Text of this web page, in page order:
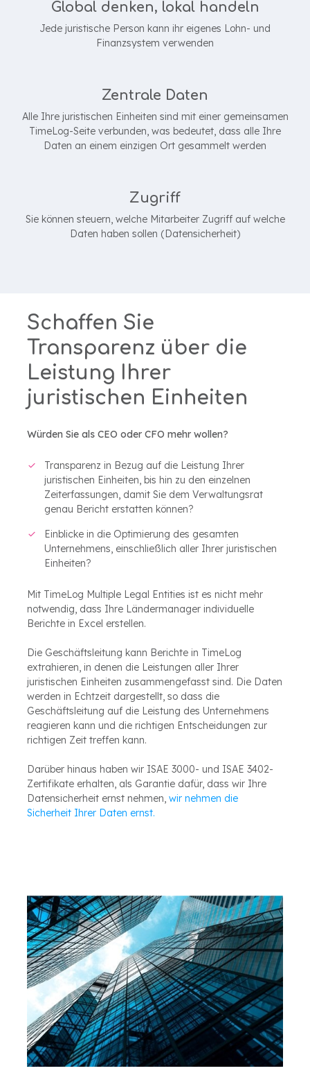
Global denken, lokal handeln
Jede juristische Person kann ihr eigenes Lohn- und
Finanzsystem verwenden
Zentrale Daten
Alle Ihre juristischen Einheiten sind mit einer gemeinsamen
TimeLog-Seite verbunden, was bedeutet, dass alle Ihre
Daten an einem einzigen Ort gesammelt werden
Zugriff
Sie können steuern, welche Mitarbeiter Zugriff auf welche
Daten haben sollen (Datensicherheit)
Schaffen Sie
Transparenz über die
Leistung Ihrer
juristischen Einheiten
Würden Sie als CEO oder CFO mehr wollen?
Transparenz in Bezug auf die Leistung Ihrer
juristischen Einheiten, bis hin zu den einzelnen
Zeiterfassungen, damit Sie dem Verwaltungsrat
genau Bericht erstatten können?
Einblicke in die Optimierung des gesamten
Unternehmens, einschließlich aller Ihrer juristischen
Einheiten?
Mit TimeLog Multiple Legal Entities ist es nicht mehr
notwendig, dass Ihre Ländermanager individuelle
Berichte in Excel erstellen.
Die Geschäftsleitung kann Berichte in TimeLog
extrahieren, in denen die Leistungen aller Ihrer
juristischen Einheiten zusammengefasst sind. Die Daten
werden in Echtzeit dargestellt, so dass die
Geschäftsleitung auf die Leistung des Unternehmens
reagieren kann und die richtigen Entscheidungen zur
richtigen Zeit treffen kann.
Darüber hinaus haben wir ISAE 3000- und ISAE 3402-
Zertifikate erhalten, als Garantie dafür, dass wir Ihre
Datensicherheit ernst nehmen, wir nehmen die
Sicherheit Ihrer Daten ernst.